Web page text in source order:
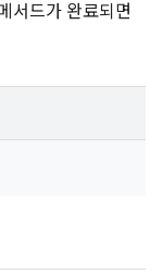
서드가 완료되면